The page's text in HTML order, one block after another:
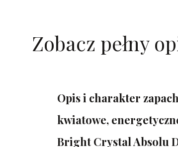
Zobacz pełny
Opis i charakter
kwiatowe,
Bright Crystal Absolu